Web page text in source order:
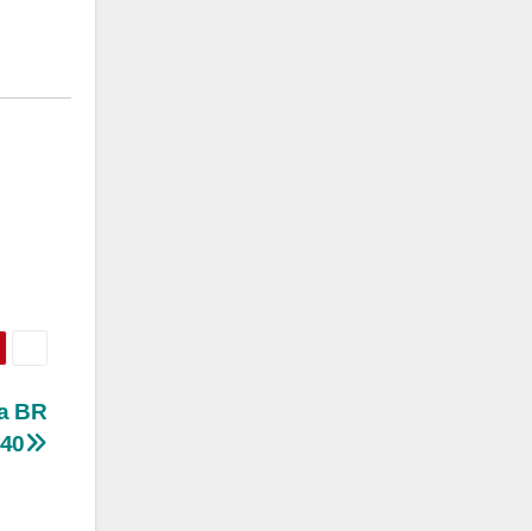
BR